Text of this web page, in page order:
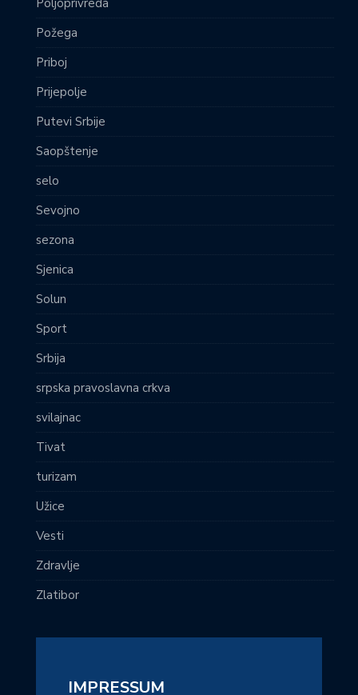
Poljoprivreda
Požega
Priboj
Prijepolje
Putevi Srbije
Saopštenje
selo
Sevojno
sezona
Sjenica
Solun
Sport
Srbija
srpska pravoslavna crkva
svilajnac
Tivat
turizam
Užice
Vesti
Zdravlje
Zlatibor
IMPRESSUM